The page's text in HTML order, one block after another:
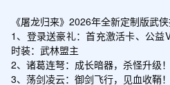
绑定元宝箱(100万)*4、1元
虹市长*2
《屠龙归来》2026年全新定制版武侠
1、登录送豪礼：首充激活卡、公益
时装：武林盟主
2、诸葛连弩：成长暗器，杀怪升级！
3、荡剑凌云：御剑飞行，见血收鞘！